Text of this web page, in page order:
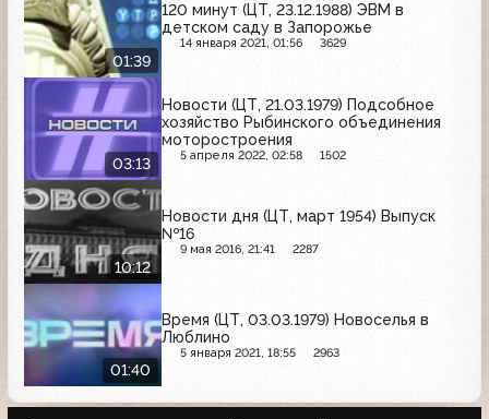
01:39
120 минут (ЦТ, 23.12.1988) ЭВМ в
детском саду в Запорожье
14 января 2021, 01:56 3629
03:13
Новости (ЦТ, 21.03.1979) Подсобное
хозяйство Рыбинского объединения
моторостроения
5 апреля 2022, 02:58 1502
10:12
Новости дня (ЦТ, март 1954) Выпуск
№16
9 мая 2016, 21:41 2287
01:40
Время (ЦТ, 03.03.1979) Новоселья в
Люблино
5 января 2021, 18:55 2963